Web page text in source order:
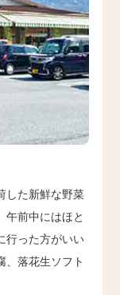
した新鮮な野菜
午前中にはほと
行った方がいい
、落花生ソフト